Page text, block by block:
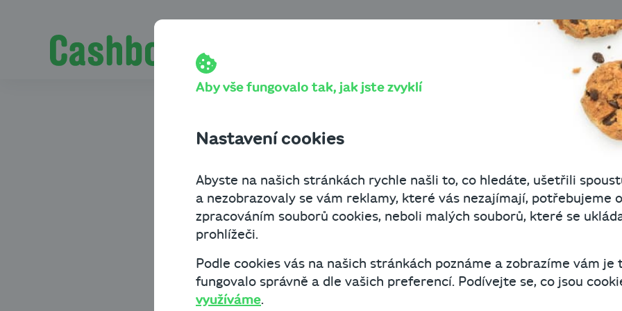
Pro podnikatele. O
Práce z domova – aktuální trend, z něhož může profitovat
Práce z domova – aktuální
z něhož může profitovat
i zaměstnavatel
Byznys know-how 3 minuty čtení
Práce z domova je dnes už celosvětovým fenoménem. I v České
přesouvá od pracovního stolu v kanceláři ke stolu, který mají doma.
Aby vše fungovalo tak, jak jste zvyklí
Nastavení cookies
Abyste na našich stránkách rychle našli to, co hledáte, ušetřili
a nezobrazovaly se vám reklamy, které vás nezajímají, potřebujeme
zpracováním souborů cookies, neboli malých souborů, které se
prohlížeči.
Podle cookies vás na našich stránkách poznáme a zobrazíme vám je
fungovalo správně a dle vašich preferencí. Podívejte se, co jsou
využíváme.